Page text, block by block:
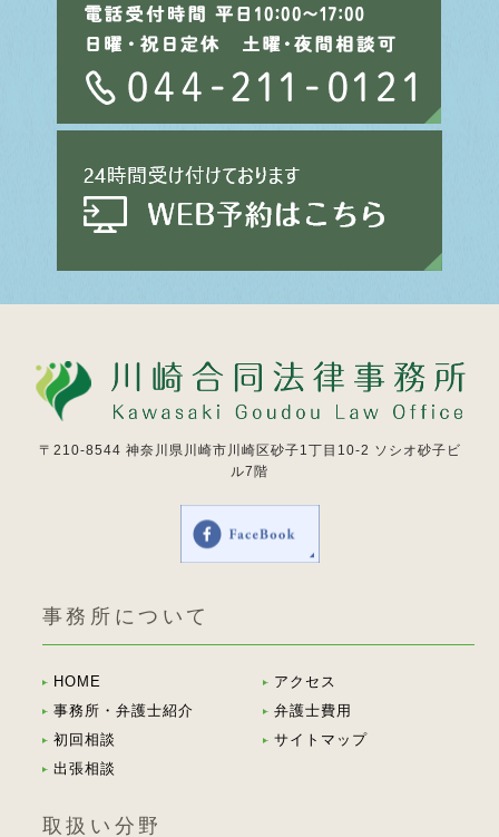
〒210-8544 神奈川県川崎市川崎区砂子1丁目10-2 ソシオ砂子ビ
ル7階
事務所について
HOME
事務所・弁護士紹介
初回相談
出張相談
アクセス
弁護士費用
サイトマップ
取扱い分野